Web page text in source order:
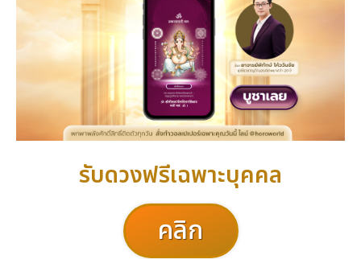
รับดวงฟรีเฉพาะบุคคล
คลิก